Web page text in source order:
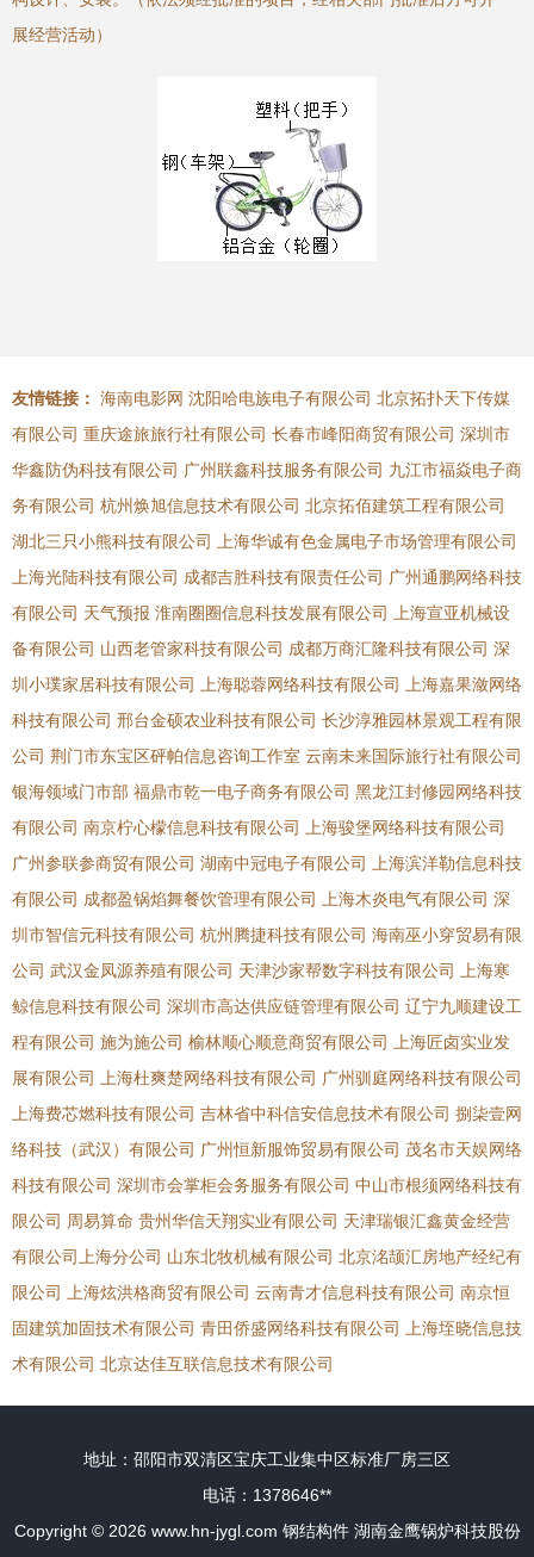
展经营活动）
友情链接： 海南电影网 沈阳哈电族电子有限公司 北京拓扑天下传媒
有限公司 重庆途旅旅行社有限公司 长春市峰阳商贸有限公司 深圳市
华鑫防伪科技有限公司 广州联鑫科技服务有限公司 九江市福焱电子商
务有限公司 杭州焕旭信息技术有限公司 北京拓佰建筑工程有限公司
湖北三只小熊科技有限公司
上海华诚有色金属电子市场管理有限公司
上海光陆科技有限公司 成都吉胜科技有限责任公司 广州通鹏网络科技
有限公司 天气预报 淮南圈圈信息科技发展有限公司
上海宣亚机械设
备有限公司 山西老管家科技有限公司 成都万商汇隆科技有限公司 深
圳小璞家居科技有限公司
上海聪蓉网络科技有限公司
上海嘉果潋网络
科技有限公司 邢台金硕农业科技有限公司 长沙淳雅园林景观工程有限
公司 荆门市东宝区砰帕信息咨询工作室 云南未来国际旅行社有限公司
银海领域门市部 福鼎市乾一电子商务有限公司 黑龙江封修园网络科技
有限公司 南京柠心檬信息科技有限公司
上海骏堡网络科技有限公司
广州参联参商贸有限公司 湖南中冠电子有限公司
上海滨洋勒信息科技
有限公司 成都盈锅焰舞餐饮管理有限公司 上海木炎电气有限公司 深
圳市智信元科技有限公司 杭州腾捷科技有限公司 海南巫小穿贸易有限
公司 武汉金凤源养殖有限公司 天津沙家帮数字科技有限公司
上海寒
鲸信息科技有限公司 深圳市高达供应链管理有限公司 辽宁九顺建设工
程有限公司 施为施公司 榆林顺心顺意商贸有限公司
上海匠卤实业发
展有限公司
上海杜爽楚网络科技有限公司 广州驯庭网络科技有限公司
上海费芯燃科技有限公司 吉林省中科信安信息技术有限公司 捌柒壹网
络科技（武汉）有限公司 广州恒新服饰贸易有限公司 茂名市天娱网络
科技有限公司 深圳市会掌柜会务服务有限公司 中山市根须网络科技有
限公司 周易算命 贵州华信天翔实业有限公司 天津瑞银汇鑫黄金经营
有限公司上海分公司 山东北牧机械有限公司 北京洺颉汇房地产经纪有
限公司
上海炫洪格商贸有限公司 云南青才信息科技有限公司 南京恒
固建筑加固技术有限公司 青田侨盛网络科技有限公司
上海垤晓信息技
术有限公司 北京达佳互联信息技术有限公司
地址：邵阳市双清区宝庆工业集中区标准厂房三区
电话：1378646**
Copyright © 2026 www.hn-jygl.com 钢结构件 湖南金鹰锅炉科技股份